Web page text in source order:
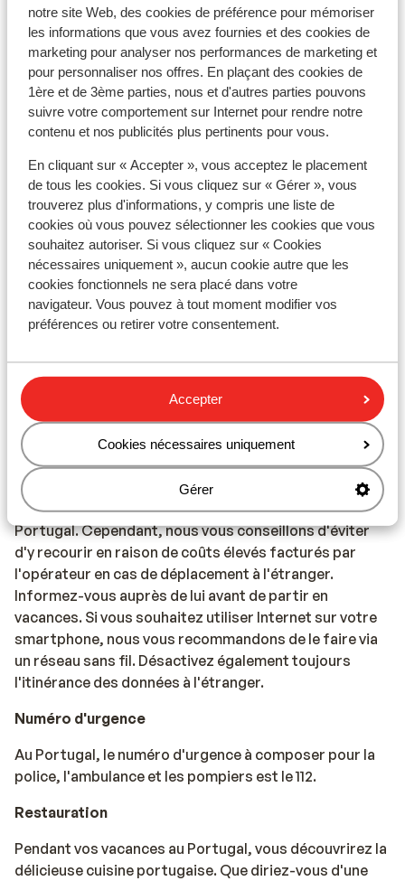
notre site Web, des cookies de préférence pour mémoriser
les informations que vous avez fournies et des cookies de
marketing pour analyser nos performances de marketing et
pour personnaliser nos offres. En plaçant des cookies de
1ère et de 3ème parties, nous et d'autres parties pouvons
suivre votre comportement sur Internet pour rendre notre
contenu et nos publicités plus pertinents pour vous.
En cliquant sur « Accepter », vous acceptez le placement
de tous les cookies. Si vous cliquez sur « Gérer », vous
trouverez plus d'informations, y compris une liste de
cookies où vous pouvez sélectionner les cookies que vous
souhaitez autoriser. Si vous cliquez sur « Cookies
nécessaires uniquement », aucun cookie autre que les
cookies fonctionnels ne sera placé dans votre
navigateur. Vous pouvez à tout moment modifier vos
préférences ou retirer votre consentement.
Accepter
Cookies nécessaires uniquement
Gérer
conseillons de contacter l'ambassade ou le consulat.
Veuillez noter que la possession de documents de
voyage en cours de validité relève de votre
responsabilité.
Attention !
Pour le Portugal :
Chaque réservation doit inclure au moins une personne
de 18 ans ou plus par chambre.
Vaccins
vaccins ou d'autres sujets médicaux en rapport avec
les voyages, consultez le site Web de l'Institut de
Médecine Tropicale : https://www.itg.be
Téléphonie
Vous pouvez utiliser votre téléphone mobile au
Portugal. Cependant, nous vous conseillons d'éviter
d'y recourir en raison de coûts élevés facturés par
l'opérateur en cas de déplacement à l'étranger.
Informez-vous auprès de lui avant de partir en
vacances. Si vous souhaitez utiliser Internet sur votre
smartphone, nous vous recommandons de le faire via
un réseau sans fil. Désactivez également toujours
l'itinérance des données à l'étranger.
Numéro d'urgence
Au Portugal, le numéro d'urgence à composer pour la
police, l'ambulance et les pompiers est le 112.
Restauration
Pendant vos vacances au Portugal, vous découvrirez la
délicieuse cuisine portugaise. Que diriez-vous d'une